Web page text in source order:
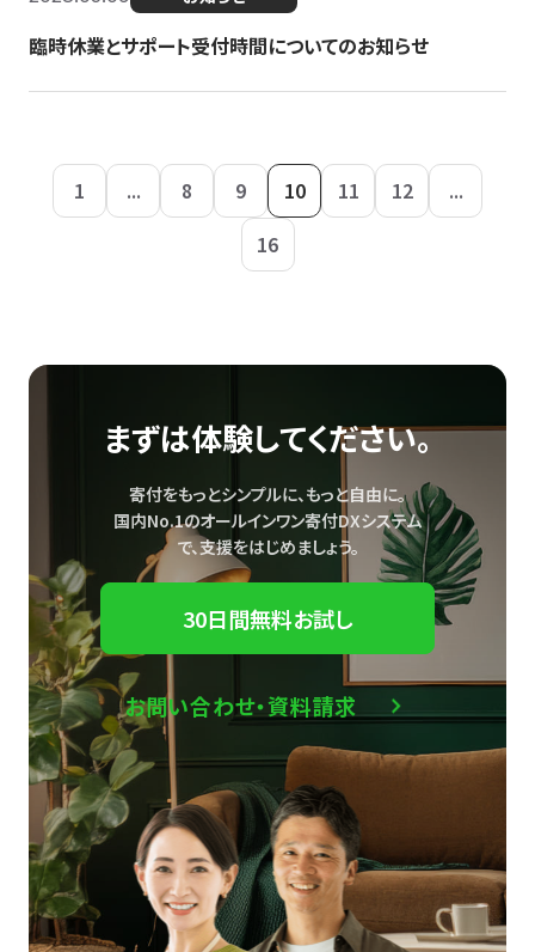
臨時休業とサポート受付時間についてのお知らせ
1 ... 8 9 10 11 12
...
16
まずは体験してください。
寄付をもっとシンプルに、もっと自由に。
国内No.1のオールインワン寄付DXシステム
で、支援をはじめましょう。
30日間無料お試し
お問い合わせ・資料請求